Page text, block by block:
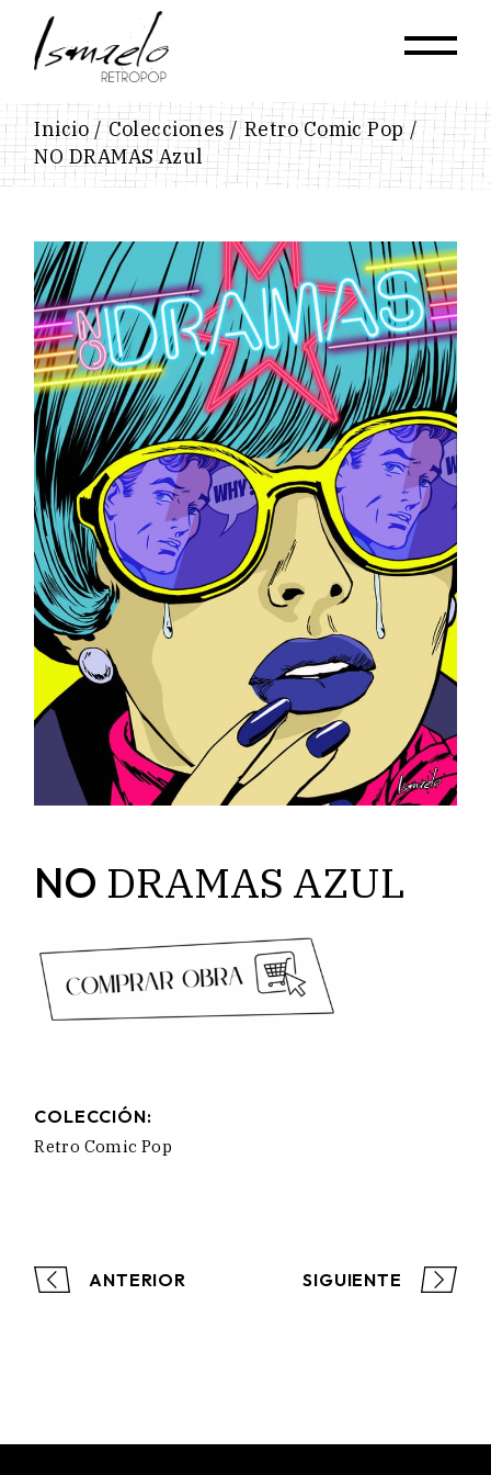
content
Inicio Colecciones
Retro Comic Pop
NO DRAMAS Azul
NO DRAMAS AZUL
COLECCIÓN:
Retro Comic Pop
ANTERIOR SIGUIENTE